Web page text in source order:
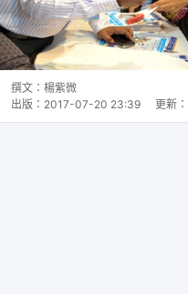
撰文： 楊紫微
出版： 2017-07-20 23:39 更新：